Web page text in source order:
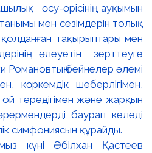
күні Әбілхан Қастеев